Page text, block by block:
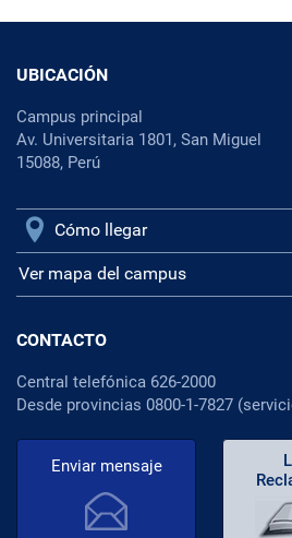
UBICACIÓN
Campus principal
Av. Universitaria 1801, San Miguel
15088, Perú
Cómo llegar
Ver mapa del campus
CONTACTO
Central telefónica 626-2000
Desde provincias 0800-1-7827
Enviar mensaje